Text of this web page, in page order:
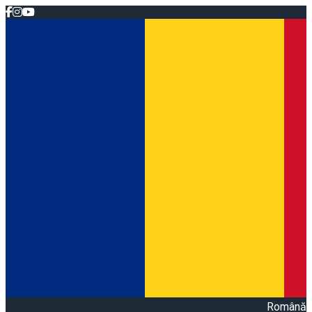
Română